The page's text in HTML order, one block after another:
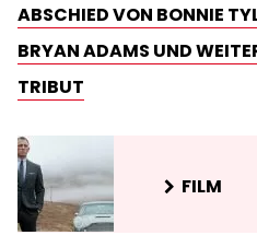
ABSCHIED VON BONNIE
BRYAN ADAMS UND
TRIBUT
FILM